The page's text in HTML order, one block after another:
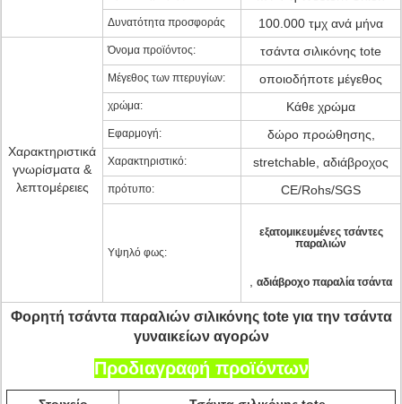
Δυνατότητα προσφοράς 100.000 τμχ ανά μήνα
Χαρακτηριστικά
γνωρίσματα &
λεπτομέρειες
Όνομα προϊόντος: τσάντα σιλικόνης tote
Μέγεθος των πτερυγίων: οποιοδήποτε μέγεθος
χρώμα: Κάθε χρώμα
Εφαρμογή: δώρο προώθησης,
Χαρακτηριστικό: stretchable, αδιάβροχος
πρότυπο: CE/Rohs/SGS
Υψηλό φως:
εξατομικευμένες τσάντες
παραλιών
αδιάβροχο παραλία τσάντα
Φορητή τσάντα παραλιών σιλικόνης tote για την τσάντα
γυναικείων αγορών
Προδιαγραφή προϊόντων